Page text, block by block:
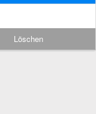
Löschen